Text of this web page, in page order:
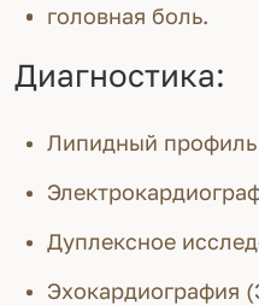
головная боль.
Диагностика:
Липидный профиль
Дуплексное
Эхокардиография